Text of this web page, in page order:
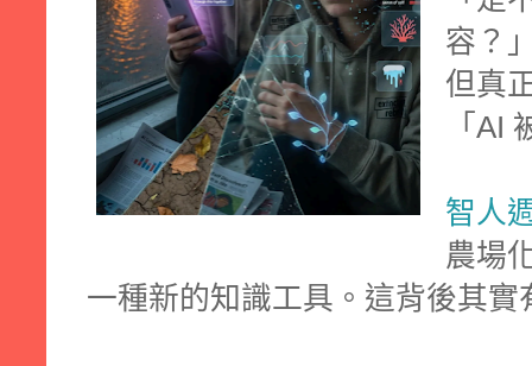
容？
但真
「AI
智人
農場
一種新的知識工具。這背後其